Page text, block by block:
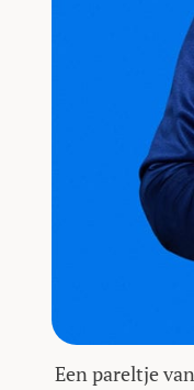
Een pareltje